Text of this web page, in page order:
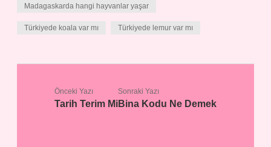
Madagaskarda hangi hayvanlar yaşar
Türkiyede koala var mı Türkiyede lemur var mı
Önceki Yazı
Tarih Terim Mi
Sonraki Yazı
Bina Kodu Ne Demek